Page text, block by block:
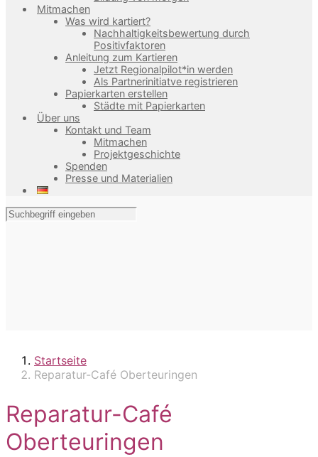
Mitmachen
Was wird kartiert?
Nachhaltigkeitsbewertung durch
Positivfaktoren
Anleitung zum Kartieren
Jetzt Regionalpilot*in werden
Als Partnerinitiatve registrieren
Papierkarten erstellen
Städte mit Papierkarten
Über uns
Kontakt und Team
Mitmachen
Projektgeschichte
Spenden
Presse und Materialien
Startseite
Reparatur-Café Oberteuringen
Reparatur-Café
Oberteuringen